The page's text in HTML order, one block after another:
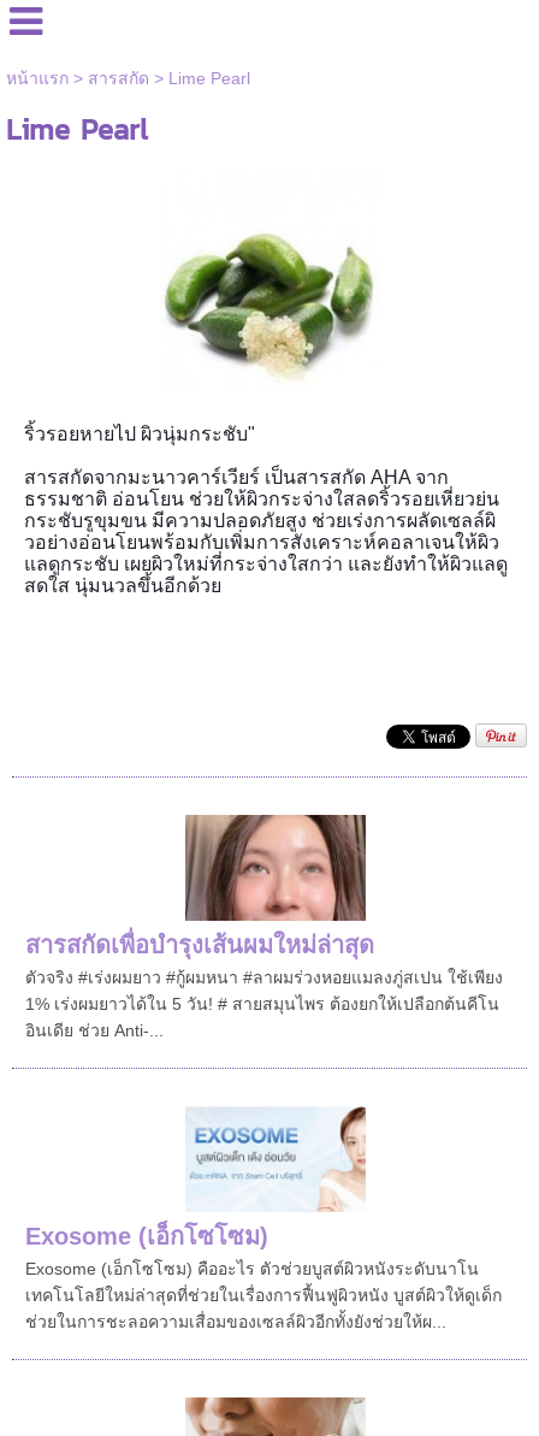
หน้าแรก> สารสกัด > Lime Pearl
Lime Pearl
ริ้วรอยหายไป ผิวนุ่มกระชับ"
สารสกัดจากมะนาวคาร์เวียร์ เป็นสารสกัด AHA จาก
ธรรมชาติ อ่อนโยน ช่วยให้ผิวกระจ่างใสลดริ้วรอยเหี่ยวย่น
กระชับรูขุมขน มีความปลอดภัยสูง ช่วยเร่งการผลัดเซลล์ผิ
วอย่างอ่อนโยนพร้อมกับเพิ่มการสังเคราะห์คอลาเจนให้ผิว
แลดูกระชับ เผยผิวใหม่ที่กระจ่างใสกว่า และยังทำให้ผิวแลดู
สดใส นุ่มนวลขึ้นอีกด้วย
สารสกัดเพื่อบำรุงเส้นผมใหม่ล่าสุด
ตัวจริง #เร่งผมยาว #กู้ผมหนา #ลาผมร่วงหอยแมลงภู่สเปน ใช้เพียง
1% เร่งผมยาวได้ใน 5 วัน! # สายสมุนไพร ต้องยกให้เปลือกต้นคีโน
อินเดีย ช่วย Anti-...
Exosome (เอ็กโซโซม)
Exosome (เอ็กโซโซม) คืออะไร ตัวช่วยบูสต์ผิวหนังระดับนาโน
เทคโนโลยีใหม่ล่าสุดที่ช่วยในเรื่องการฟื้นฟูผิวหนัง บูสต์ผิวให้ดูเด็ก
ช่วยในการชะลอความเสื่อมของเซลล์ผิวอีกทั้งยังช่วยให้ผ...